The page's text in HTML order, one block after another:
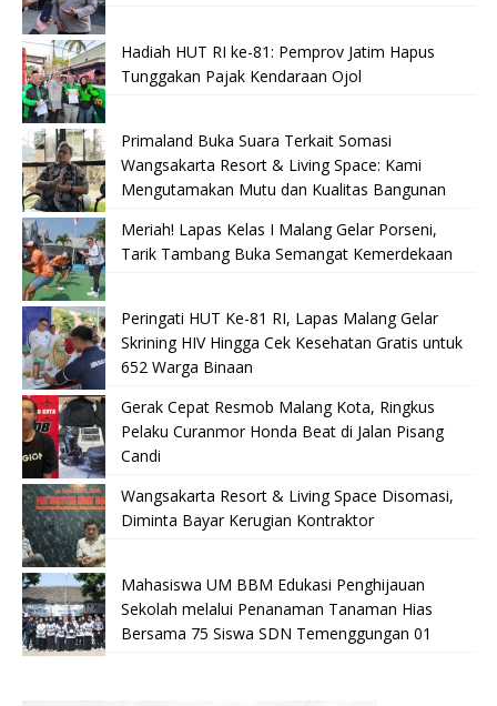
Hadiah HUT RI ke-81: Pemprov Jatim Hapus
Tunggakan Pajak Kendaraan Ojol
Primaland Buka Suara Terkait Somasi
Wangsakarta Resort & Living Space: Kami
Mengutamakan Mutu dan Kualitas Bangunan
Meriah! Lapas Kelas I Malang Gelar Porseni,
Tarik Tambang Buka Semangat Kemerdekaan
Peringati HUT Ke-81 RI, Lapas Malang Gelar
Skrining HIV Hingga Cek Kesehatan Gratis untuk
652 Warga Binaan
Gerak Cepat Resmob Malang Kota, Ringkus
Pelaku Curanmor Honda Beat di Jalan Pisang
Candi
Wangsakarta Resort & Living Space Disomasi,
Diminta Bayar Kerugian Kontraktor
Mahasiswa UM BBM Edukasi Penghijauan
Sekolah melalui Penanaman Tanaman Hias
Bersama 75 Siswa SDN Temenggungan 01